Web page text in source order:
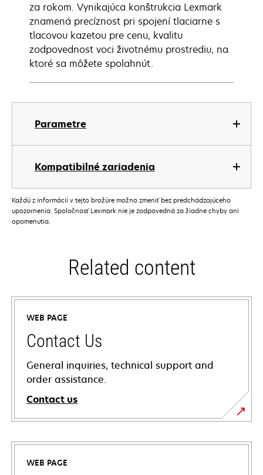
Parametre
Kompatibilné zariadenia
za rokom. Vynikajúca konštrukcia Lexmark
znamená precíznost pri spojení tlaciarne s
tlacovou kazetou pre cenu, kvalitu
zodpovednost voci životnému prostrediu, na
ktoré sa môžete spolahnút.
Každú z informácií v tejto brožúre možno zmeniť bez predchádzajúceho
upozornenia. Spoločnosť Lexmark nie je zodpovedná za žiadne chyby ani
opomenutia.
Related content
WEB PAGE
Contact Us
General inquiries, technical support and
order assistance.
Contact us
WEB PAGE